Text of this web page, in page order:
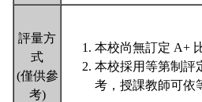
評量方
式
(僅供參
考)
本校尚無訂定 A+
本校採用等第制評
考，授課教師可依